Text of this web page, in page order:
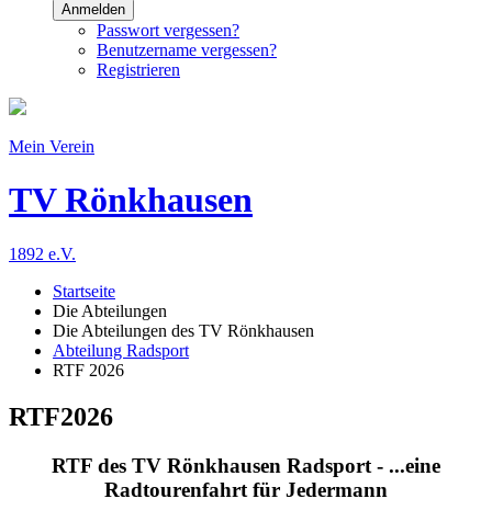
Anmelden
Passwort vergessen?
Benutzername vergessen?
Registrieren
Mein Verein
TV Rönkhausen
1892 e.V.
Startseite
Die Abteilungen
Die Abteilungen des TV Rönkhausen
Abteilung Radsport
RTF 2026
RTF2026
RTF des TV Rönkhausen Radsport - ...eine
Radtourenfahrt für Jedermann